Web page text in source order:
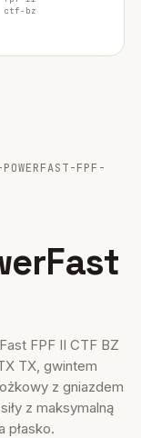
ctf-bz
FPF-
FPF II CTF BZ
TX, gwintem
z gniazdem
z maksymalną
płasko.